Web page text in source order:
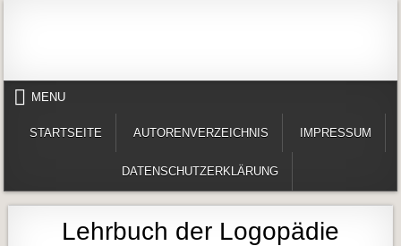
MENU
STARTSEITE AUTORENVERZEICHNIS IMPRESSUM
DATENSCHUTZERKLÄRUNG
Lehrbuch der Logopädie